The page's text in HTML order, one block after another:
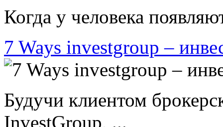
Когда у человека
7 Ways investgroup –
Будучи клиентом
InvestGroup, ...